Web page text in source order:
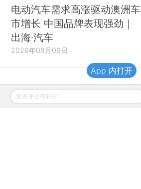
电动汽车需求高涨驱动澳洲车
市增长 中国品牌表现强劲｜
出海·汽车
2026年08月06日
财新移动
发表评论得积分
App 内打开